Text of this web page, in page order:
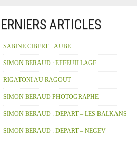
ARTICLES
SABINE CIBERT – AUBE
SIMON BERAUD : EFFEUILLAGE
RIGATONI AU RAGOUT
SIMON BERAUD PHOTOGRAPHE
SIMON BERAUD : DEPART – LES BALKANS
SIMON BERAUD : DEPART – NEGEV